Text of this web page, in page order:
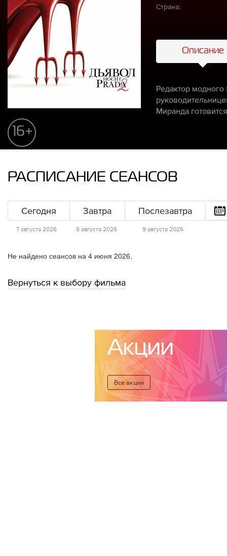
16+
Страна:
Описание
Редактор
Миранда
РАСПИСАНИЕ СЕАНСОВ
Сегодня
7 августа 2026
Завтра
8 августа 2026
Послезавтра
9 августа 2026
Не найдено сеансов на 4 июня 2026.
Вернуться к выбору фильма
Акции
Все акции